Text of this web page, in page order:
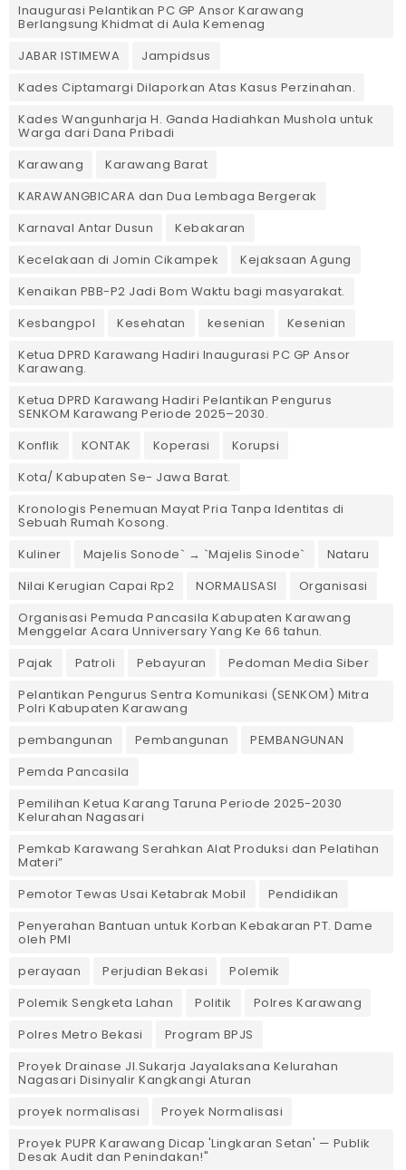
Inaugurasi Pelantikan PC GP Ansor Karawang
Berlangsung Khidmat di Aula Kemenag
JABAR ISTIMEWA
Jampidsus
Kades Ciptamargi Dilaporkan Atas Kasus Perzinahan.
Kades Wangunharja H. Ganda Hadiahkan Mushola untuk
Warga dari Dana Pribadi ‎
Karawang
Karawang Barat
KARAWANGBICARA dan Dua Lembaga Bergerak
Karnaval Antar Dusun
Kebakaran
Kecelakaan di Jomin Cikampek
Kejaksaan Agung
Kenaikan PBB-P2 Jadi Bom Waktu bagi masyarakat.
Kesbangpol
Kesehatan kesenian
Kesenian
Ketua DPRD Karawang Hadiri Inaugurasi PC GP Ansor
Karawang.
Ketua DPRD Karawang Hadiri Pelantikan Pengurus
SENKOM Karawang Periode 2025–2030. ‎
Konflik
KONTAK Koperasi
Korupsi
Kota/ Kabupaten Se- Jawa Barat.
Kronologis Penemuan Mayat Pria Tanpa Identitas di
Sebuah Rumah Kosong.
Kuliner
Majelis Sonode` → `Majelis Sinode`
Nataru
Nilai Kerugian Capai Rp2
NORMALISASI
Organisasi
Organisasi Pemuda Pancasila Kabupaten Karawang
Menggelar Acara Unniversary Yang Ke 66 tahun.
Pajak
Patroli Pebayuran
Pedoman Media Siber
Pelantikan Pengurus Sentra Komunikasi (SENKOM) Mitra
Polri Kabupaten Karawang
pembangunan
Pembangunan
PEMBANGUNAN
Pemda Pancasila
Pemilihan Ketua Karang Taruna Periode 2025-2030
Kelurahan Nagasari
Pemkab Karawang Serahkan Alat Produksi dan Pelatihan
Materi”
Pemotor Tewas Usai Ketabrak Mobil‎
Pendidikan
Penyerahan Bantuan untuk Korban Kebakaran PT. Dame
oleh PMI
perayaan
Perjudian Bekasi
Polemik
Polemik Sengketa Lahan
Politik
Polres Karawang
Polres Metro Bekasi
Program BPJS
Proyek Drainase Jl.Sukarja Jayalaksana Kelurahan
Nagasari Disinyalir Kangkangi Aturan
proyek normalisasi
Proyek Normalisasi
Proyek PUPR Karawang Dicap 'Lingkaran Setan' — Publik
Desak Audit dan Penindakan!"